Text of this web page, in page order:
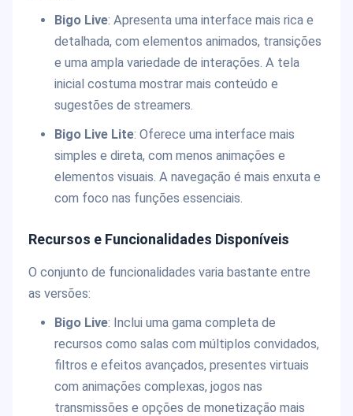
Bigo Live: Apresenta uma interface mais rica e
detalhada, com elementos animados, transições
e uma ampla variedade de interações. A tela
inicial costuma mostrar mais conteúdo e
sugestões de streamers.
Bigo Live Lite: Oferece uma interface mais
simples e direta, com menos animações e
elementos visuais. A navegação é mais enxuta e
com foco nas funções essenciais.
Recursos e Funcionalidades Disponíveis
O conjunto de funcionalidades varia bastante entre
as versões:
Bigo Live: Inclui uma gama completa de
recursos como salas com múltiplos convidados,
filtros e efeitos avançados, presentes virtuais
com animações complexas, jogos nas
transmissões e opções de monetização mais